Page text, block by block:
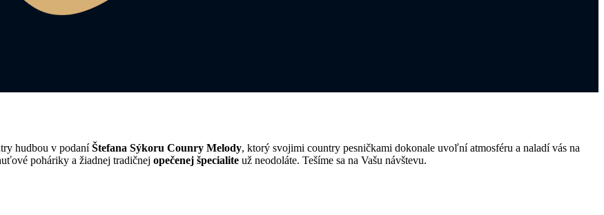
hudbou v podaníŠtefana Sýkoru Counry Melody, ktorý svojimi country pesničkami dokonale uvoľní atmosféru a naladí vás na
poháriky a žiadnej tradičnej opečenej špecialite už neodoláte. Tešíme sa na Vašu návštevu.